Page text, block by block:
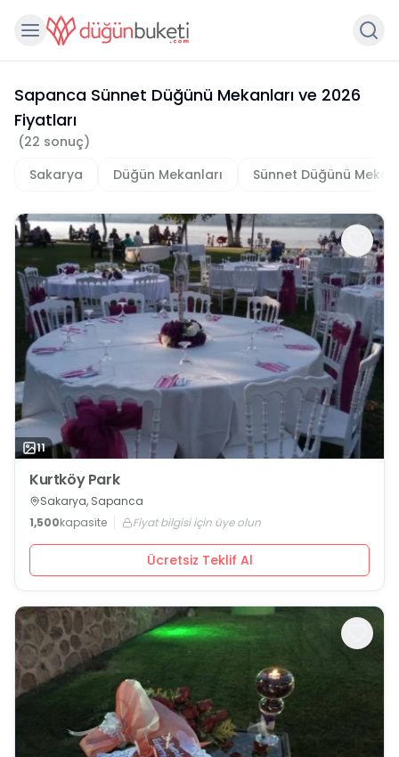
Sapanca Sünnet Düğünü Mekanları ve 2026
Fiyatları
(22 sonuç)
Sakarya
Düğün Mekanları Sünnet Düğünü
11
Kurtköy Park
Sakarya, Sapanca
1,500kapasite Fiyat bilgisi için üye olun
Ücretsiz Teklif Al